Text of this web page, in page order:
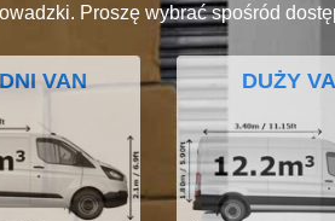
Proszę wybrać spośród
VAN DUŻY